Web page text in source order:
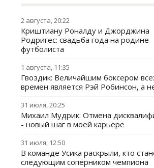
2 августа, 20:22
Криштиану Роналду и Джорджина
Родригес: свадьба года на родине
футболиста
1 августа, 11:35
Гвоздик: Величайшим боксером
времен является Рэй Робинсон, а
31 июля, 20:25
Михаил Мудрик: Отмена
- новый шаг в моей карьере
31 июля, 12:50
В команде Усика раскрыли, кто
следующим соперником чемпиона